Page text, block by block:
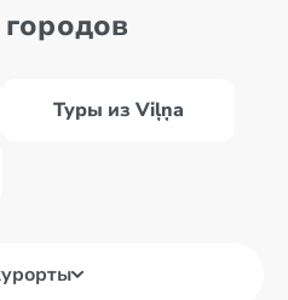
Туры из Viļņa